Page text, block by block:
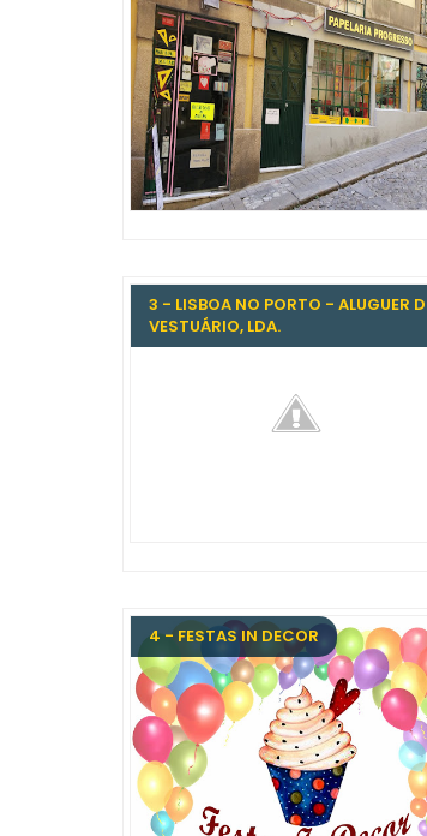
3 - LISBOA NO PORTO - ALUGUER
VESTUÁRIO, LDA.
4 - FESTAS IN DECOR